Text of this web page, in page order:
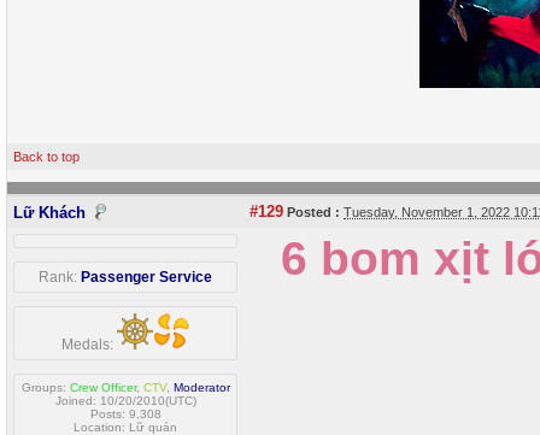
Back to top
Lữ Khách #129 Posted : Tuesday, November 1, 2022
Rank: Passenger Service
Medals:
Groups: Crew Officer, CTV, Moderator
Joined: 10/20/2010(UTC)
Posts: 9,308
Location: Lữ quán
6 bom xịt